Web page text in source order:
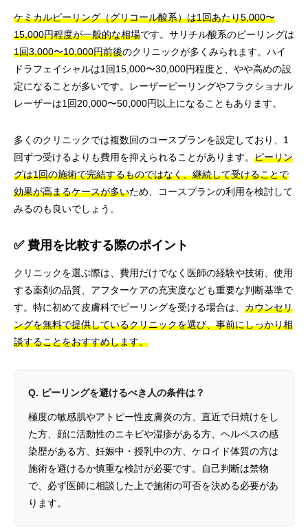
ケミカルピーリング（グリコール酸系）は1回あたり5,000〜
15,000円程度が一般的な相場です。サリチル酸系のピーリングは
1回3,000〜10,000円前後のクリニックが多くみられます。ハイ
ドラフェイシャルは1回15,000〜30,000円程度と、やや高めの設
定になることが多いです。レーザーピーリングやフラクショナル
レーザーは1回20,000〜50,000円以上になることもあります。
多くのクリニックでは複数回のコースプランを設定しており、1
回ずつ受けるよりも費用を抑えられることがあります。 ピーリン
グは1回の施術で完結するものではなく、継続して受けることで
効果が高まるケースが多いため、コースプランの利用を検討して
みるのも良いでしょう。
✅ 費用を比較する際のポイント
クリニックを選ぶ際は、費用だけでなく医師の経験や技術、使用
する薬剤の品質、アフターケアの充実度なども重要な判断基準で
す。特に初めて皮膚科でピーリングを受ける場合は、 カウンセリ
ングを無料で提供しているクリニックを選び、事前にしっかり相
談することをおすすめします。
Q. ピーリングを避けるべき人の条件は？
極度の敏感肌やアトピー性皮膚炎の方、直近で日焼けをし
た方、顔に活動性のニキビや湿疹がある方、ヘルペスの感
染歴がある方、妊娠中・授乳中の方、ケロイド体質の方は
施術を避けるか慎重な検討が必要です。自己判断は禁物
で、必ず医師に相談した上で施術の可否を決める必要があ
ります。